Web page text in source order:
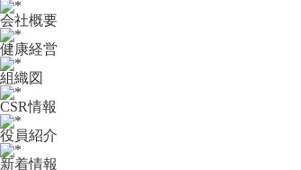
会社概要
健康経営
組織図
CSR情報
役員紹介
新着情報